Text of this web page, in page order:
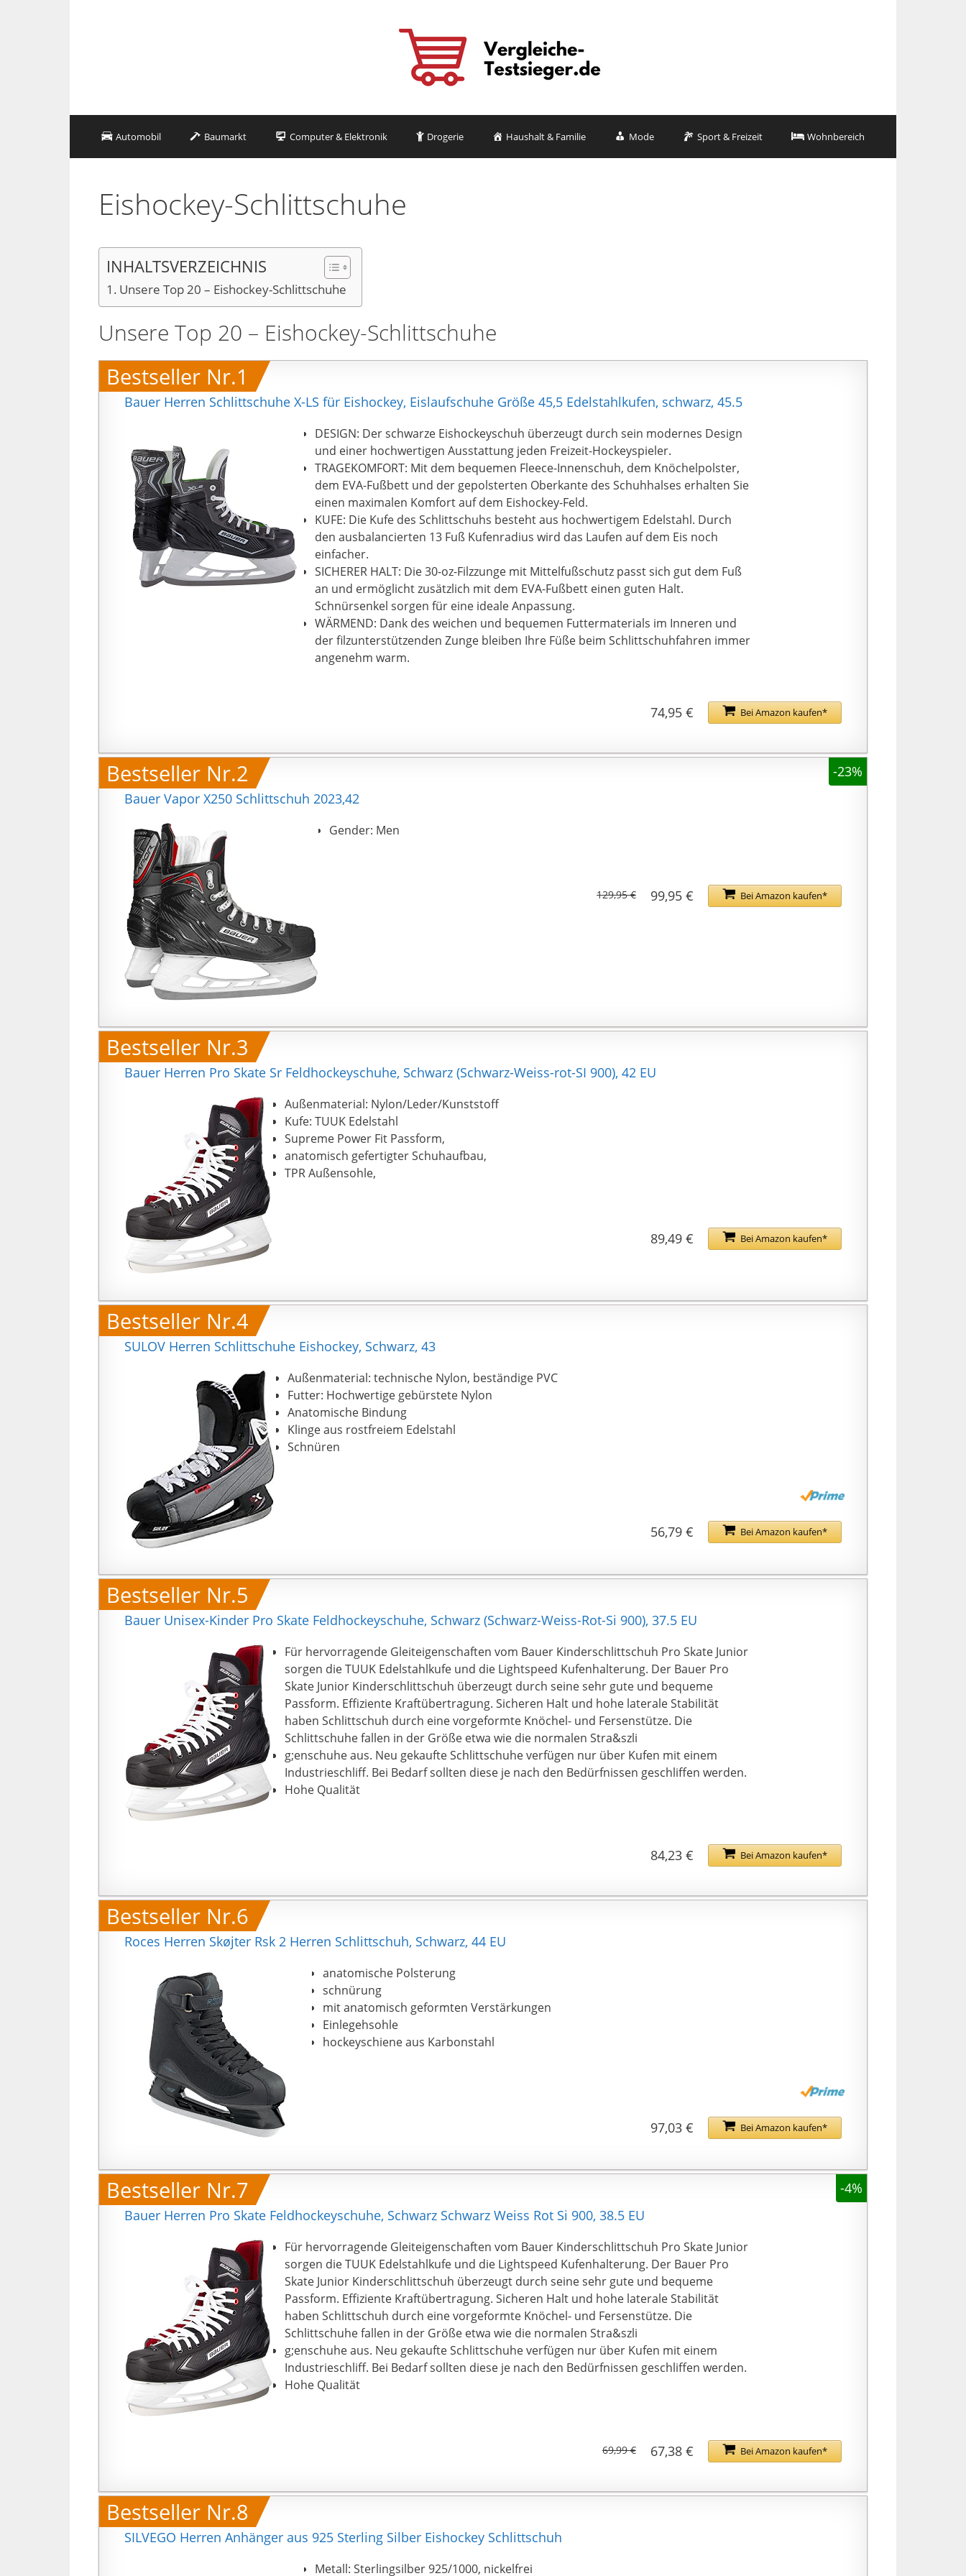
Automobil Baumarkt Computer & Elektronik Drogerie Haushalt & Familie Mode Sport & Freizeit Wohnbereich
Eishockey-Schlittschuhe
INHALTSVERZEICHNIS
Unsere Top 20 – Eishockey-Schlittschuhe
Unsere Top 20 – Eishockey-Schlittschuhe
Bestseller Nr.1
Bauer Herren Schlittschuhe X-LS für Eishockey, Eislaufschuhe Größe 45,5 Edelstahlkufen, schwarz, 45.5
DESIGN: Der schwarze Eishockeyschuh überzeugt durch sein modernes Design
und einer hochwertigen Ausstattung jeden Freizeit-Hockeyspieler.
TRAGEKOMFORT: Mit dem bequemen Fleece-Innenschuh, dem Knöchelpolster,
dem EVA-Fußbett und der gepolsterten Oberkante des Schuhhalses erhalten Sie
einen maximalen Komfort auf dem Eishockey-Feld.
KUFE: Die Kufe des Schlittschuhs besteht aus hochwertigem Edelstahl. Durch
den ausbalancierten 13 Fuß Kufenradius wird das Laufen auf dem Eis noch
einfacher.
SICHERER HALT: Die 30-oz-Filzzunge mit Mittelfußschutz passt sich gut dem Fuß
an und ermöglicht zusätzlich mit dem EVA-Fußbett einen guten Halt.
Schnürsenkel sorgen für eine ideale Anpassung.
WÄRMEND: Dank des weichen und bequemen Futtermaterials im Inneren und
der filzunterstützenden Zunge bleiben Ihre Füße beim Schlittschuhfahren immer
angenehm warm.
Bei Amazon kaufen*
74,95 €
Bestseller Nr.2
-23%
Bauer Vapor X250 Schlittschuh 2023,42
Gender: Men
Bei Amazon kaufen*
99,95 €
129,95 €
Bestseller Nr.3
Bauer Herren Pro Skate Sr Feldhockeyschuhe, Schwarz (Schwarz-Weiss-rot-SI 900), 42 EU
Außenmaterial: Nylon/Leder/Kunststoff
Kufe: TUUK Edelstahl
Supreme Power Fit Passform,
anatomisch gefertigter Schuhaufbau,
TPR Außensohle,
Bei Amazon kaufen*
89,49 €
Bestseller Nr.4
SULOV Herren Schlittschuhe Eishockey, Schwarz, 43
Außenmaterial: technische Nylon, beständige PVC
Futter: Hochwertige gebürstete Nylon
Anatomische Bindung
Klinge aus rostfreiem Edelstahl
Schnüren
Bei Amazon kaufen*
56,79 €
Bestseller Nr.5
Bauer Unisex-Kinder Pro Skate Feldhockeyschuhe, Schwarz (Schwarz-Weiss-Rot-Si 900), 37.5 EU
Für hervorragende Gleiteigenschaften vom Bauer Kinderschlittschuh Pro Skate Junior
sorgen die TUUK Edelstahlkufe und die Lightspeed Kufenhalterung. Der Bauer Pro
Skate Junior Kinderschlittschuh überzeugt durch seine sehr gute und bequeme
Passform. Effiziente Kraftübertragung. Sicheren Halt und hohe laterale Stabilität
haben Schlittschuh durch eine vorgeformte Knöchel- und Fersenstütze. Die
Schlittschuhe fallen in der Größe etwa wie die normalen Stra&szli
g;enschuhe aus. Neu gekaufte Schlittschuhe verfügen nur über Kufen mit einem
Industrieschliff. Bei Bedarf sollten diese je nach den Bedürfnissen geschliffen werden.
Hohe Qualität
Bei Amazon kaufen*
84,23 €
Bestseller Nr.6
Roces Herren Skøjter Rsk 2 Herren Schlittschuh, Schwarz, 44 EU
anatomische Polsterung
schnürung
mit anatomisch geformten Verstärkungen
Einlegehsohle
hockeyschiene aus Karbonstahl
Bei Amazon kaufen*
97,03 €
Bestseller Nr.7
-4%
Bauer Herren Pro Skate Feldhockeyschuhe, Schwarz Schwarz Weiss Rot Si 900, 38.5 EU
Für hervorragende Gleiteigenschaften vom Bauer Kinderschlittschuh Pro Skate Junior
sorgen die TUUK Edelstahlkufe und die Lightspeed Kufenhalterung. Der Bauer Pro
Skate Junior Kinderschlittschuh überzeugt durch seine sehr gute und bequeme
Passform. Effiziente Kraftübertragung. Sicheren Halt und hohe laterale Stabilität
haben Schlittschuh durch eine vorgeformte Knöchel- und Fersenstütze. Die
Schlittschuhe fallen in der Größe etwa wie die normalen Stra&szli
g;enschuhe aus. Neu gekaufte Schlittschuhe verfügen nur über Kufen mit einem
Industrieschliff. Bei Bedarf sollten diese je nach den Bedürfnissen geschliffen werden.
Hohe Qualität
Bei Amazon kaufen*
67,38 €
69,99 €
Bestseller Nr.8
SILVEGO Herren Anhänger aus 925 Sterling Silber Eishockey Schlittschuh
Metall: Sterlingsilber 925/1000, nickelfrei